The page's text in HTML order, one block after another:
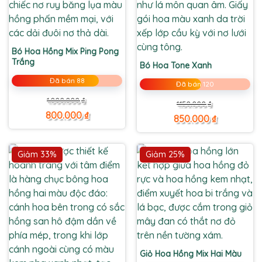
Bó Hoa Hồng Mix Ping Pong
Trắng
Đã bán 88
1.000.000₫
Giá
gốc
là:
1.000.000 ₫.
800.000₫
Giá
hiện
tại
là:
800.000 ₫.
Bó Hoa Tone Xanh
Đã bán 120
1.150.000₫
Giá
gốc
là:
1.150.000 ₫.
850.000₫
Giá
hiện
tại
là:
850.000 ₫.
Giảm 33% Giảm 25%
Giỏ Hoa Hồng Mix Hai Màu